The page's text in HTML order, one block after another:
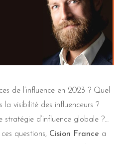
de l’influence en 2023 ? Quel
la visibilité des influenceurs ?
stratégie d’influence globale ?…
questions, Cision France a